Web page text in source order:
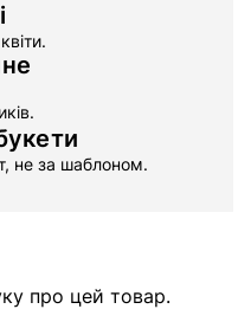
не за шаблоном.
про цей товар.